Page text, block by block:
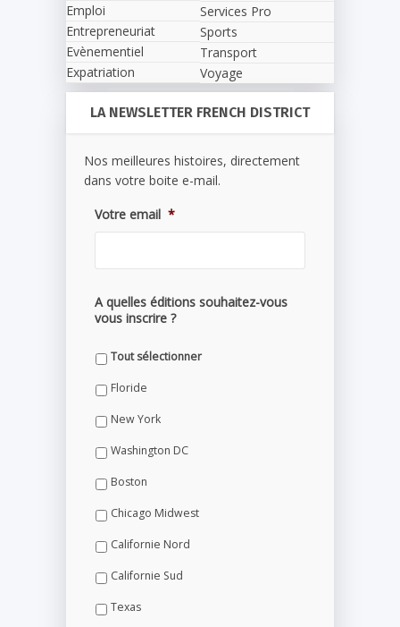
Emploi
Entrepreneuriat
Evènementiel
Expatriation
Services Pro
Sports
Transport
Voyage
LA NEWSLETTER FRENCH DISTRICT
Nos meilleures histoires, directement
dans votre boite e-mail.
Votre email *
A quelles éditions souhaitez-vous
vous inscrire ?
Tout sélectionner
Floride
New York
Washington DC
Boston
Chicago Midwest
Californie Nord
Californie Sud
Texas